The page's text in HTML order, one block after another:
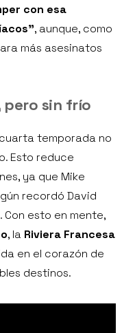
con esa
, aunque, como
más asesinatos
pero sin frío
temporada no
Esto reduce
ya que Mike
recordó David
esto en mente,
, la Riviera Francesa
en el corazón de
destinos.